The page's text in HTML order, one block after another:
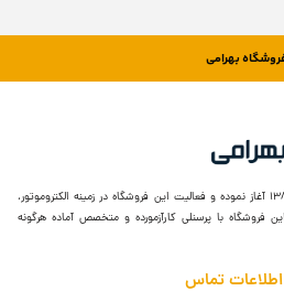
بهرامی
فروشگاه بهرامی فعالیت خود را از سال ۱۳۸۵ آغاز نموده و فعالیت این فروشگاه در زمینه الکتروموتور،
فروشگاه با پرسنلی کارآزمورده و متخصص آماده هرگونه
اطلاعات تماس